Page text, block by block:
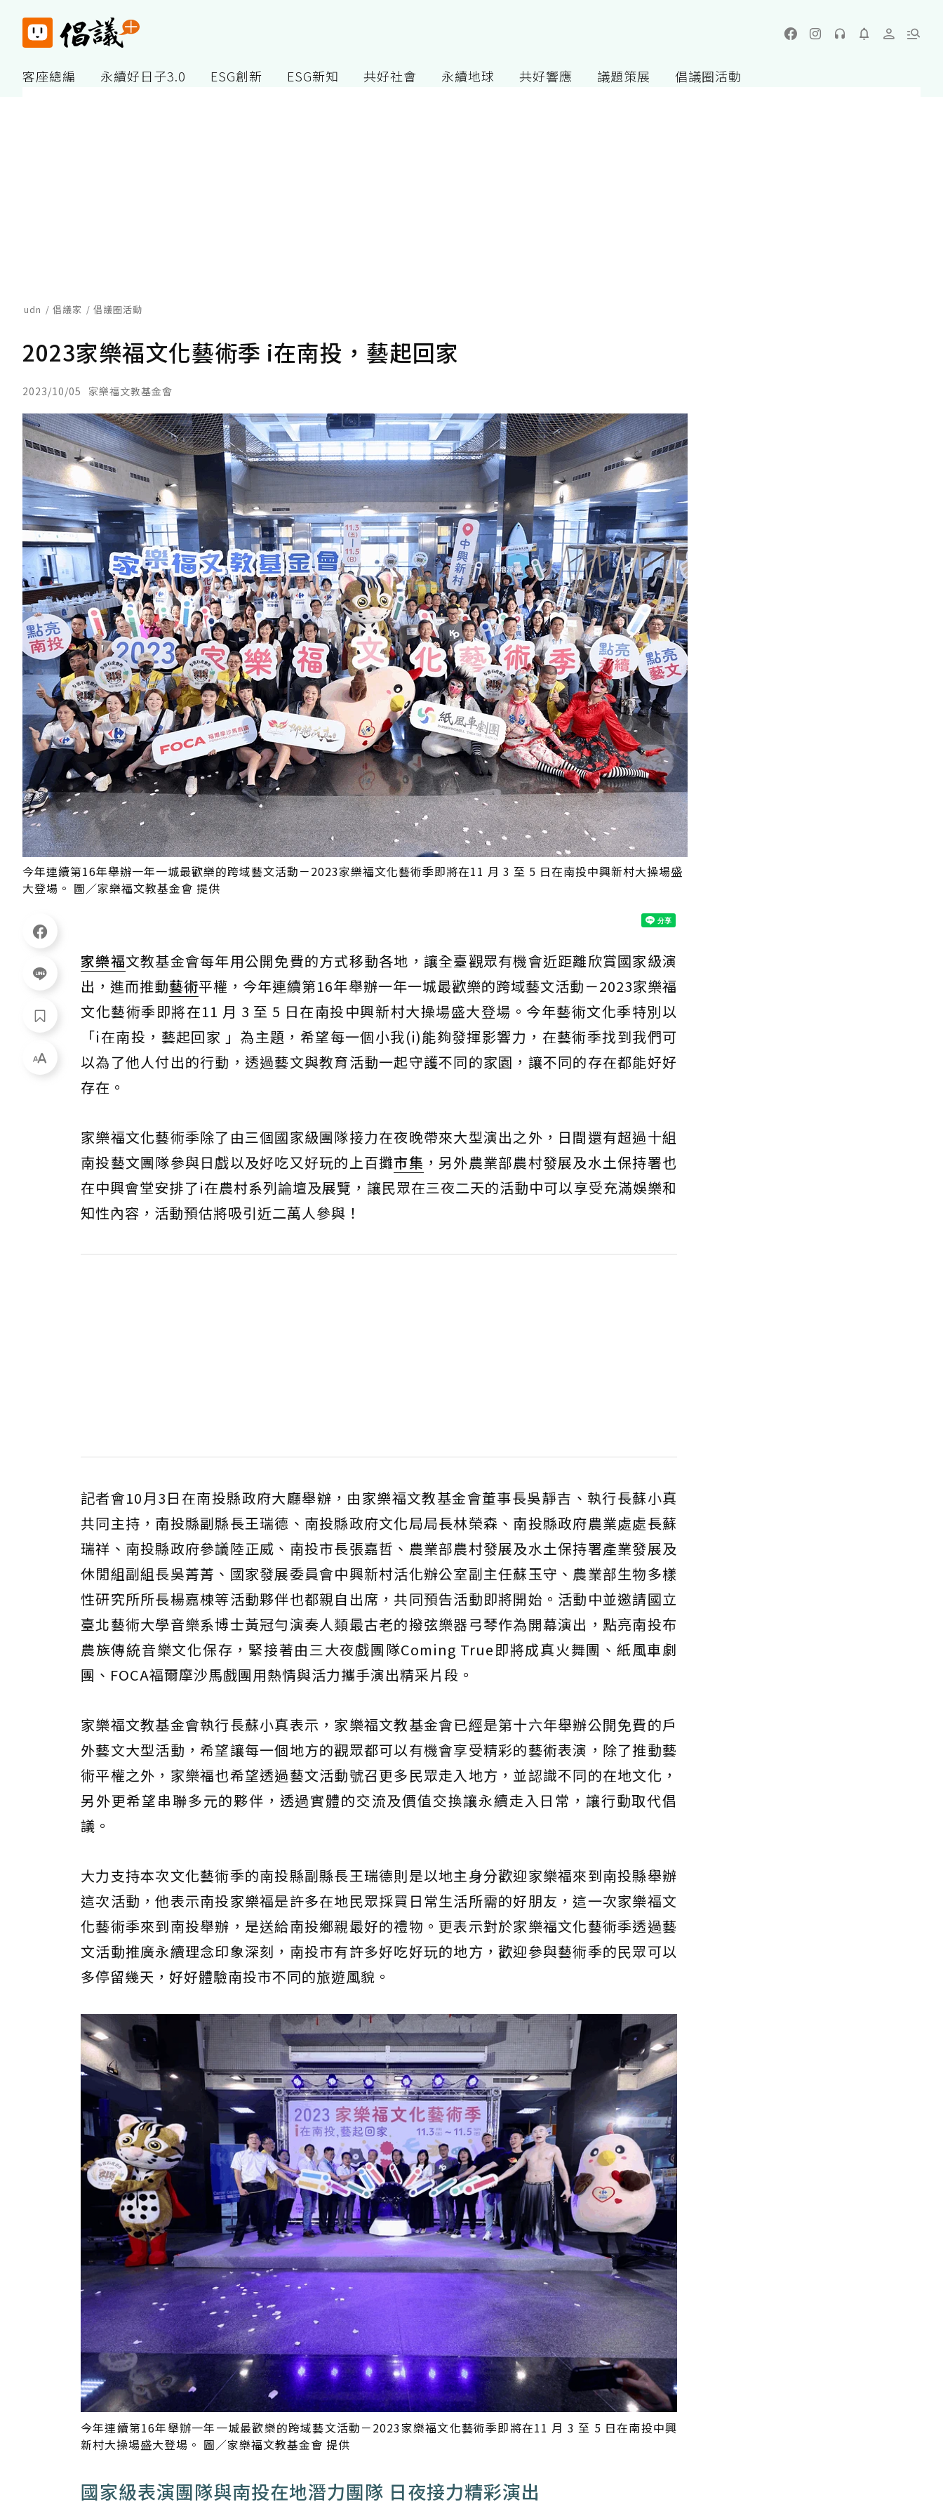
客座總編 永續好日子3.0 ESG創新 ESG新知 共好社會 永續地球 共好響應 議題策展 倡議圈活動
udn 倡議家 倡議圈活動
2023家樂福文化藝術季 i在南投，藝起回家
2023/10/05 家樂福文教基金會
今年連續第16年舉辦一年一城最歡樂的跨域藝文活動－2023家樂福文化藝術季即將在11 月 3 至 5 日在南投中興新村大操場盛
大登場。 圖／家樂福文教基金會 提供
家樂福文教基金會每年用公開免費的方式移動各地，讓全臺觀眾有機會近距離欣賞國家級演
出，進而推動藝術平權，今年連續第16年舉辦一年一城最歡樂的跨域藝文活動－2023家樂福
文化藝術季即將在11 月 3 至 5 日在南投中興新村大操場盛大登場。今年藝術文化季特別以
「i在南投，藝起回家 」為主題，希望每一個小我(i)能夠發揮影響力，在藝術季找到我們可
以為了他人付出的行動，透過藝文與教育活動一起守護不同的家園，讓不同的存在都能好好
存在。
家樂福文化藝術季除了由三個國家級團隊接力在夜晚帶來大型演出之外，日間還有超過十組
南投藝文團隊參與日戲以及好吃又好玩的上百攤市集 ，另外農業部農村發展及水土保持署也
在中興會堂安排了i在農村系列論壇及展覽，讓民眾在三夜二天的活動中可以享受充滿娛樂和
知性內容，活動預估將吸引近二萬人參與！
記者會10月3日在南投縣政府大廳舉辦，由家樂福文教基金會董事長吳靜吉、執行長蘇小真
共同主持，南投縣副縣長王瑞德、南投縣政府文化局局長林榮森、南投縣政府農業處處長蘇
瑞祥、南投縣政府參議陸正威、南投市長張嘉哲、農業部農村發展及水土保持署產業發展及
休閒組副組長吳菁菁、國家發展委員會中興新村活化辦公室副主任蘇玉守、農業部生物多樣
性研究所所長楊嘉棟等活動夥伴也都親自出席，共同預告活動即將開始。活動中並邀請國立
臺北藝術大學音樂系博士黃冠勻演奏人類最古老的撥弦樂器弓琴作為開幕演出，點亮南投布
農族傳統音樂文化保存，緊接著由三大夜戲團隊Coming True即將成真火舞團、紙風車劇
團、FOCA福爾摩沙馬戲團用熱情與活力攜手演出精采片段。
家樂福文教基金會執行長蘇小真表示，家樂福文教基金會已經是第十六年舉辦公開免費的戶
外藝文大型活動，希望讓每一個地方的觀眾都可以有機會享受精彩的藝術表演，除了推動藝
術平權之外，家樂福也希望透過藝文活動號召更多民眾走入地方，並認識不同的在地文化，
另外更希望串聯多元的夥伴，透過實體的交流及價值交換讓永續走入日常，讓行動取代倡
議。
大力支持本次文化藝術季的南投縣副縣長王瑞德則是以地主身分歡迎家樂福來到南投縣舉辦
這次活動，他表示南投家樂福是許多在地民眾採買日常生活所需的好朋友，這一次家樂福文
化藝術季來到南投舉辦，是送給南投鄉親最好的禮物。更表示對於家樂福文化藝術季透過藝
文活動推廣永續理念印象深刻，南投市有許多好吃好玩的地方，歡迎參與藝術季的民眾可以
多停留幾天，好好體驗南投市不同的旅遊風貌。
今年連續第16年舉辦一年一城最歡樂的跨域藝文活動－2023家樂福文化藝術季即將在11 月 3 至 5 日在南投中興
新村大操場盛大登場。 圖／家樂福文教基金會 提供
國家級表演團隊與南投在地潛力團隊 日夜接力精彩演出